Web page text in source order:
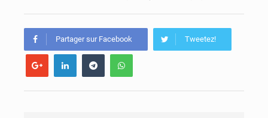
Partager sur Facebook Tweetez!